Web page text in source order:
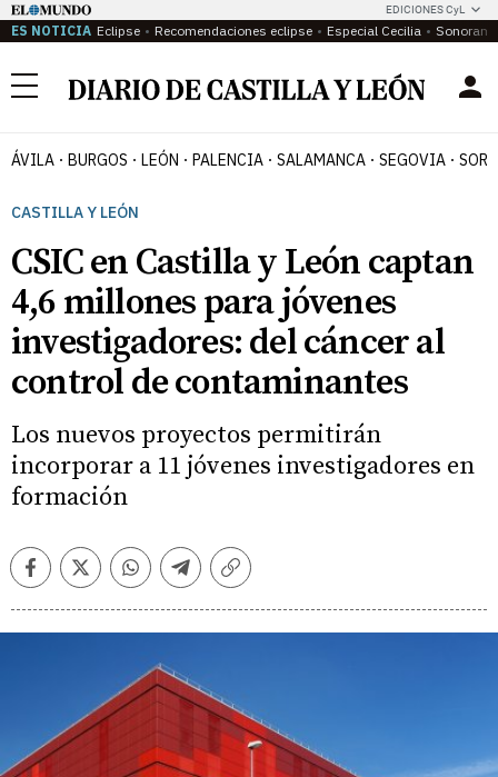
EDICIONES CyL
ES NOTICIA Eclipse Recomendaciones eclipse Especial Cecilia
Menú
ÁVILA BURGOS LEÓN PALENCIA SALAMANCA SEGOVIA
CASTILLA Y LEÓN
CSIC en Castilla y León captan
4,6 millones para jóvenes
investigadores: del cáncer al
control de contaminantes
Los nuevos proyectos permitirán
incorporar a 11 jóvenes investigadores en
formación
FacebookTwitterWhatsappTelegramCopiar